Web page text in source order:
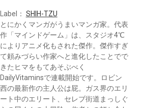
Label： SHIH-TZU
とにかくマンガがうまいマンガ家。代表
作「マインドゲーム」は、スタジオ4℃
によりアニメ化もされた傑作。傑作すぎ
て頼みづらい作家へと進化したことでで
きたヒマをもてあそぶべく
DailyVitaminsで連載開始です。ロビン
西の最新作の主人公は屁。ガス界のエリ
ート中のエリート、セレブ街道まっしぐ